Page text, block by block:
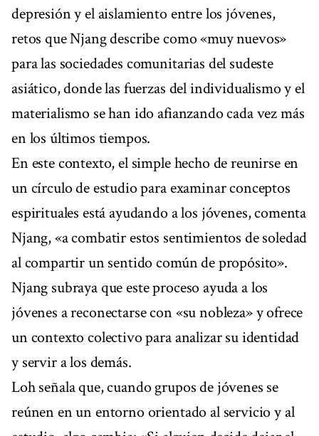
depresión y el aislamiento entre los jóvenes,
retos que Njang describe como «muy nuevos»
para las sociedades comunitarias del sudeste
asiático, donde las fuerzas del individualismo y el
materialismo se han ido afianzando cada vez más
en los últimos tiempos.
En este contexto, el simple hecho de reunirse en
un círculo de estudio para examinar conceptos
espirituales está ayudando a los jóvenes, comenta
Njang, «a combatir estos sentimientos de soledad
al compartir un sentido común de propósito».
Njang subraya que este proceso ayuda a los
jóvenes a reconectarse con «su nobleza» y ofrece
un contexto colectivo para analizar su identidad
y servir a los demás.
Loh señala que, cuando grupos de jóvenes se
reúnen en un entorno orientado al servicio y al